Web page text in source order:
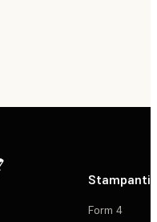
Stampanti
Form 4